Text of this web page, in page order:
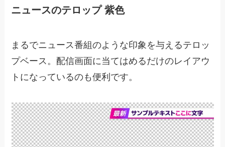
ニュースのテロップ 紫色
まるでニュース番組のような印象を与えるテロッ
プベース。配信画面に当てはめるだけのレイアウ
トになっているのも便利です。